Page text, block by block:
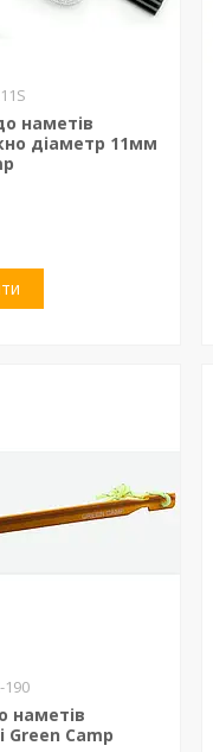
наметів
діаметр 11мм
190
наметів
Green Camp